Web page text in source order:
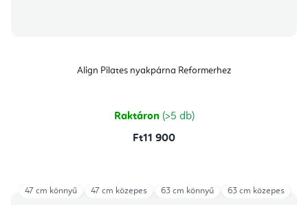
Align Pilates nyakpárna Reformerhez
Raktáron (>5 db)
Ft11 900
47 cm könnyű 47 cm közepes 63 cm könnyű 63 cm közepes